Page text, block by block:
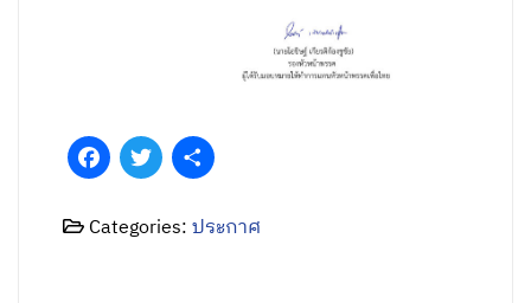
FacebookTwitter
Categories:ประกาศ